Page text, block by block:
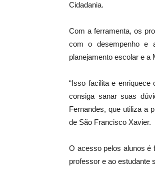
Cidadania.
Com a ferramenta, os
com o desempenho e
planejamento escolar e a
“Isso facilita e
consiga sanar suas
Fernandes, que utiliza a
de São Francisco Xavier.
O acesso pelos alunos é
professor e ao estudante